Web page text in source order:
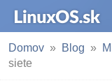
Domov Blog
siete